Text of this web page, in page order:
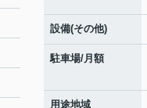
設備(その他)
駐車場/月額
用途地域